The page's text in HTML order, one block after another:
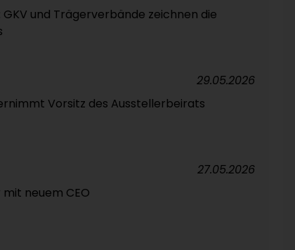
und Trägerverbände zeichnen die
Vorsitz des Ausstellerbeirats
29.05.2026
neuem CEO
27.05.2026